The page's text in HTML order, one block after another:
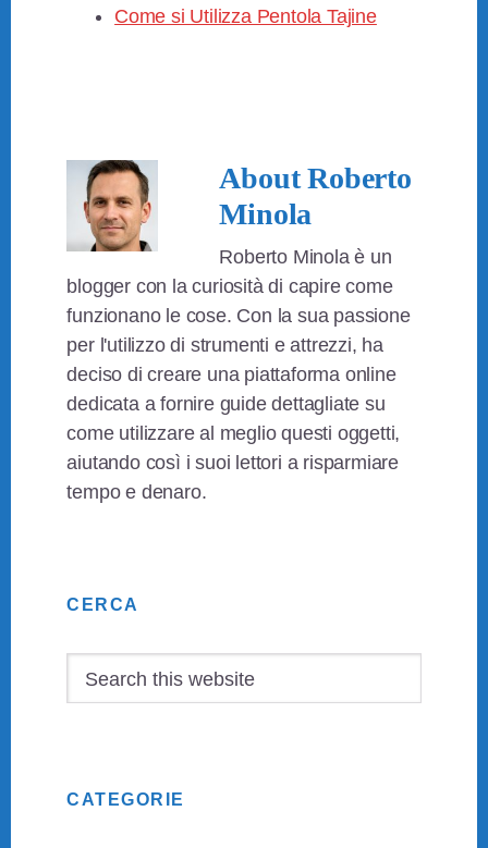
Come si Utilizza Pentola Tajine
AboutRoberto
Minola
Roberto Minola è un
blogger con la curiosità di capire come
funzionano le cose. Con la sua passione
per l'utilizzo di strumenti e attrezzi, ha
deciso di creare una piattaforma online
dedicata a fornire guide dettagliate su
come utilizzare al meglio questi oggetti,
aiutando così i suoi lettori a risparmiare
tempo e denaro.
Sidebar
CERCA
CATEGORIE